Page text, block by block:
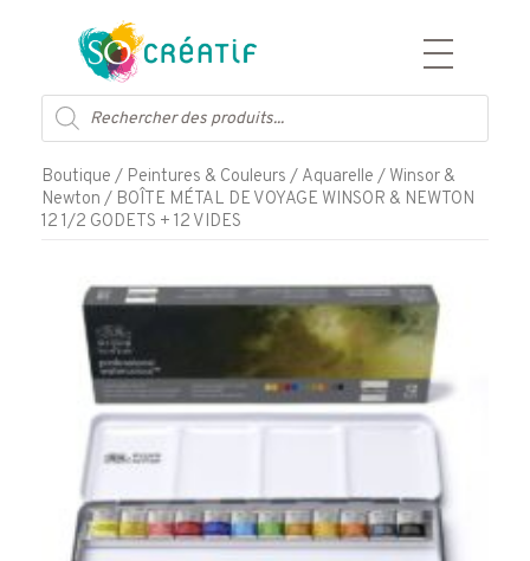
contenu
Boutique / Peintures & Couleurs / Aquarelle / Winsor &
Newton / BOÎTE MÉTAL DE VOYAGE WINSOR & NEWTON
12 1/2 GODETS + 12 VIDES
Recherche
de
produits